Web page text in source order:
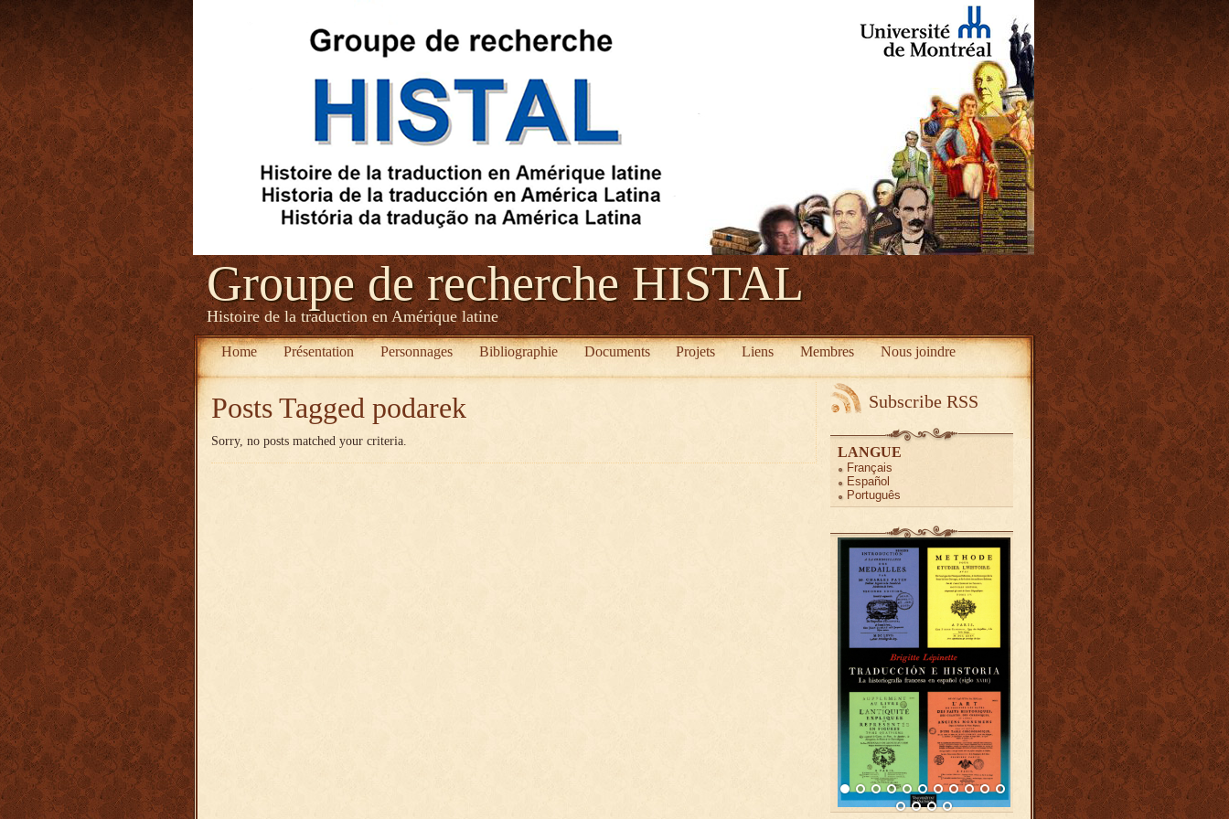
Groupe de recherche HISTAL
Histoire de la traduction en Amérique latine
Home Présentation Personnages Bibliographie Documents Projets Liens Membres Nous joindre
Posts Tagged podarek
Sorry, no posts matched your criteria.
Subscribe RSS
LANGUE
Français
Español
Português